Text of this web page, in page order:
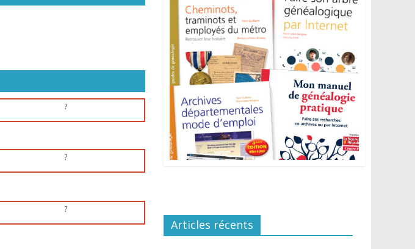
?
?
?
Articles récents